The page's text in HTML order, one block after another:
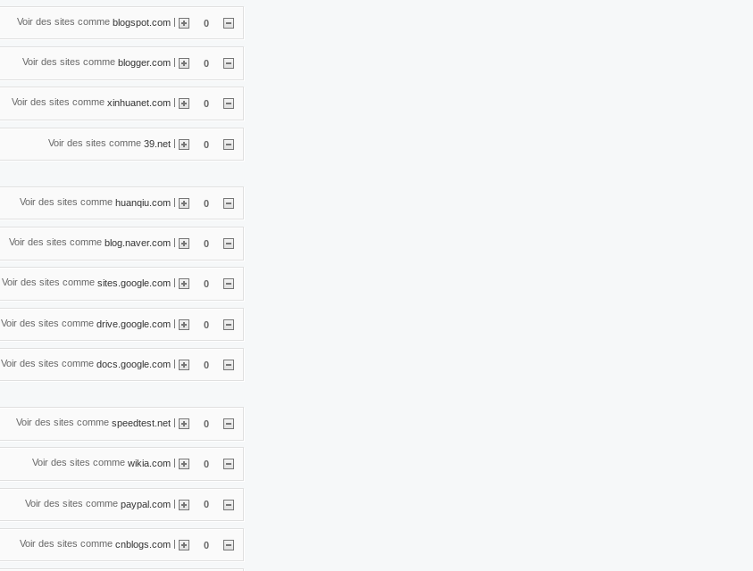
Voir des sites comme blogspot.com | 0
Voir des sites comme blogger.com 0
Voir des sites comme xinhuanet.com 0
Voir des sites comme 39.net | 0
Voir des sites comme huanqiu.com | 0
Voir des sites comme blog.naver.com | 0
Voir des sites comme sites.google.com 0
Voir des sites comme drive.google.com | 0
Voir des sites comme docs.google.com | 0
Voir des sites comme speedtest.net | 0
Voir des sites comme wikia.com 0
Voir des sites comme paypal.com | 0
Voir des sites comme cnblogs.com | 0